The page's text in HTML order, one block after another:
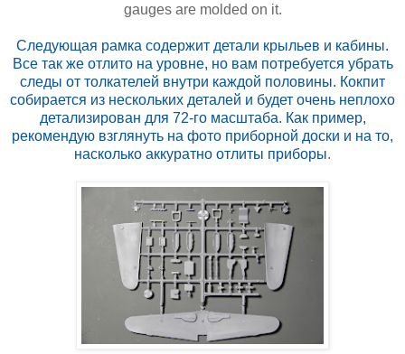
gauges are molded on it.
Следующая рамка содержит детали крыльев и кабины.
Все так же отлито на уровне, но вам потребуется убрать
следы от толкателей внутри каждой половины. Кокпит
собирается из нескольких деталей и будет очень неплохо
детализирован для 72-го масштаба. Как пример,
рекомендую взглянуть на фото приборной доски и на то,
насколько аккуратно отлиты приборы.